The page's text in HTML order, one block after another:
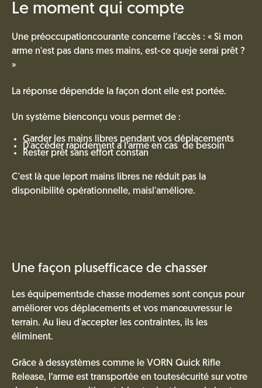
Le moment qui compte
Une préoccupationcourante concerne l'accès : « Si mon
arme n'est pas dans mes mains, est-ce queje serai prêt ?
»
La réponse dépendde la façon dont elle est portée.
Un système bienconçu vous permet de :
Garder les mains libres pendant vos déplacements
D'accéder rapidement a l’arme en cas de besoin
Rester prêt sans effort constan
C'est là que leport mains libres ne réduit pas la
disponibilité opérationnelle, maisl'améliore.
Une façon plusefficace de chasser
Les équipementsde chasse modernes sont conçus pour
améliorer vos déplacements et vos manœuvressur le
terrain. Au lieu d'accepter les contraintes, ils les
éliminent.
Grâce à dessystèmes comme le VORN Quick Rifle
Release, l’arme est transportée en toutesécurité sur votre